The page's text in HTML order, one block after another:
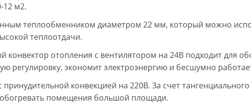
12 м2.
теплообменником диаметром 22 мм, который можно
теплоотдачи.
конвектор отопления с вентилятором на 24В подходит для
регулировку, экономит электроэнергию и бесшумно
принудительной конвекцией на 220В. За счет
помещения большой площади.